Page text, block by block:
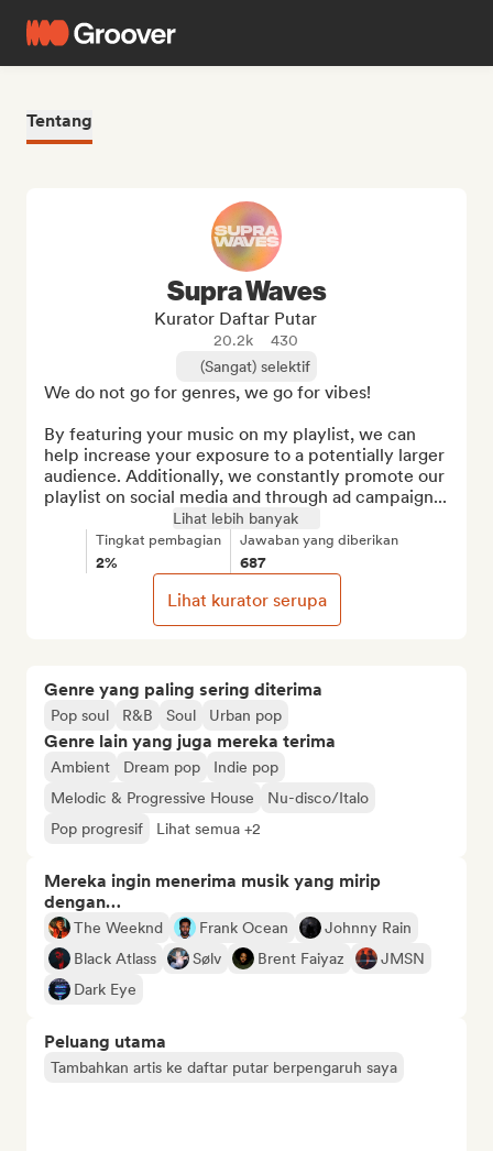
Tentang
Genre yang paling sering diterima
Pop soul R&B Soul Urban pop
Genre lain yang juga mereka terima
Ambient Dream pop
Indie pop
Melodic & Progressive House
Nu-disco/Italo
Pop progresif
Lihat semua +2
Mereka ingin menerima musik yang mirip
dengan…
The Weeknd Frank Ocean
Johnny Rain
Black Atlass
Sølv Brent Faiyaz
JMSN
Dark Eye
Peluang utama
Tambahkan artis ke daftar putar berpengaruh saya
Supra Waves
Kurator Daftar Putar
20.2k
430
(Sangat) selektif
We do not go for genres, we go for vibes!
By featuring your music on my playlist, we can
help increase your exposure to a potentially larger
audience. Additionally, we constantly promote our
playlist on social media and through ad campaign...
Lihat lebih banyak
Tingkat pembagian
2%
Jawaban yang diberikan
687
Lihat kurator serupa